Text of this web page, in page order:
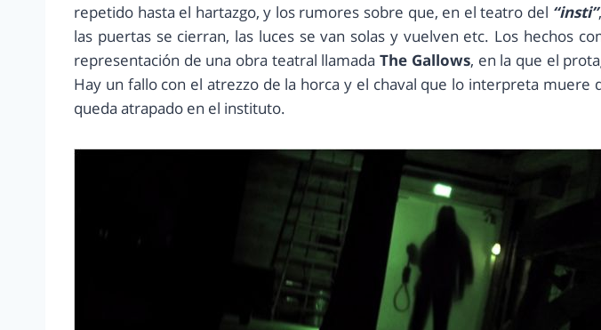
repetido hasta el hartazgo, y los rumores sobre que, en el teatro del “insti”
las puertas se cierran, las luces se van solas y vuelven etc. Los hechos
representación de una obra teatral llamadaThe Gallows, en la que el
Hay un fallo con el atrezzo de la horca y el chaval que lo interpreta muere
queda atrapado en el instituto.